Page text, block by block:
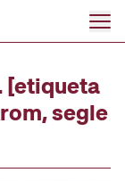
[etiqueta
segle